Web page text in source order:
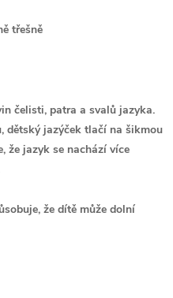
třešně
čelisti, patra a svalů jazyka.
dětský jazýček tlačí na šikmou
že jazyk se nachází více
že dítě může dolní